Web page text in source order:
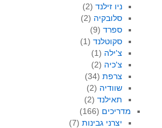
ניו זילנד (2)
סלובקיה (2)
ספרד (9)
סקוטלנד (1)
צ'ילה (1)
צ'כיה (2)
צרפת (34)
שוודיה (2)
תאילנד (2)
מדריכים (166)
יצרני גבינות (7)